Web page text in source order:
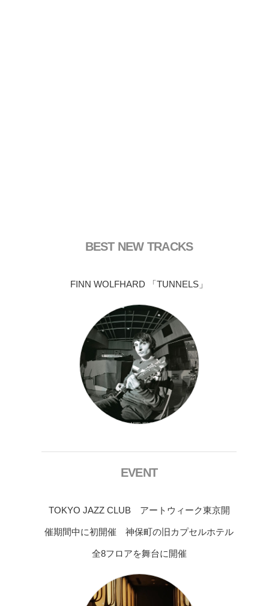
BEST NEW TRACKS
FINN WOLFHARD 「TUNNELS」
EVENT
TOKYO JAZZ CLUB アートウィーク東京開
催期間中に初開催 神保町の旧カプセルホテル
全8フロアを舞台に開催